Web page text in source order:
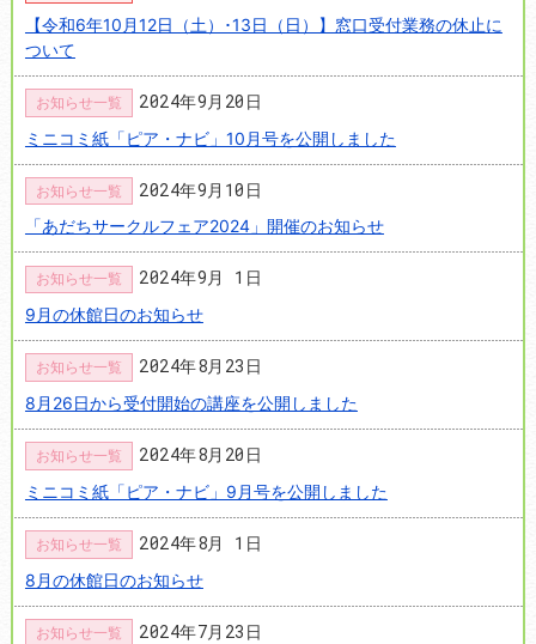
【令和6年10月12日（土）･13日（日）】窓口受付業務の休止に
ついて
お知らせ一覧 2024年9月20日
ミニコミ紙「ピア・ナビ」10月号を公開しました
お知らせ一覧 2024年9月10日
「あだちサークルフェア2024」開催のお知らせ
お知らせ一覧 2024年9月 1日
9月の休館日のお知らせ
お知らせ一覧 2024年8月23日
8月26日から受付開始の講座を公開しました
お知らせ一覧 2024年8月20日
ミニコミ紙「ピア・ナビ」9月号を公開しました
お知らせ一覧 2024年8月 1日
8月の休館日のお知らせ
お知らせ一覧 2024年7月23日